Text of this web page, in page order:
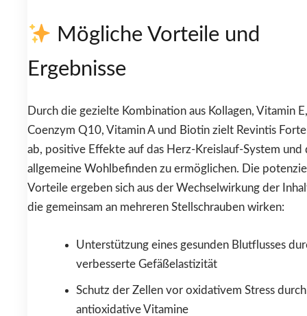
Mögliche Vorteile und
Ergebnisse
Durch die gezielte Kombination aus Kollagen, Vitamin E,
Coenzym Q10, Vitamin A und Biotin zielt Revintis
ab, positive Effekte auf das Herz-Kreislauf-System und
allgemeine Wohlbefinden zu ermöglichen. Die
Vorteile ergeben sich aus der Wechselwirkung der
die gemeinsam an mehreren Stellschrauben wirken:
Unterstützung eines gesunden Blutflusses
verbesserte Gefäßelastizität
Schutz der Zellen vor oxidativem Stress durch
antioxidative Vitamine